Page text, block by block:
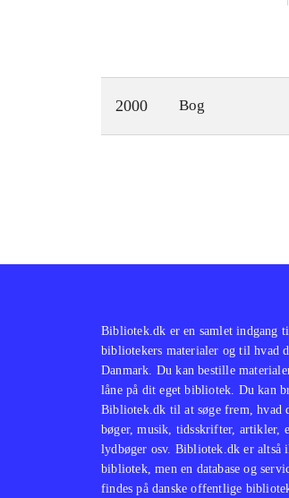
2000 Bog
Bibliotek.dk er en samlet indgang
bibliotekers materialer og til hvad
Danmark. Du kan bestille
låne på dit eget bibliotek. Du kan
Bibliotek.dk til at søge frem, hvad
bøger, musik, tidsskrifter, artikler,
lydbøger osv. Bibliotek.dk er altså
bibliotek, men en database og
findes på danske offentlige